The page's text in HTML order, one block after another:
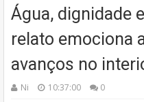
Água, dignidade
relato emociona
avanços no
Ni 10:37:00 0